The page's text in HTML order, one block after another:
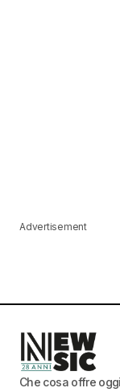
Advertisement
Che cosa offre